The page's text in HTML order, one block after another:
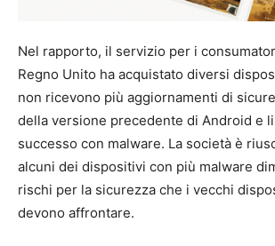
Nel rapporto, il servizio per i
Regno Unito ha acquistato diversi
non ricevono più aggiornamenti di
della versione precedente di Android e
successo con malware. La società è
alcuni dei dispositivi con più malware
rischi per la sicurezza che i vecchi
devono affrontare.